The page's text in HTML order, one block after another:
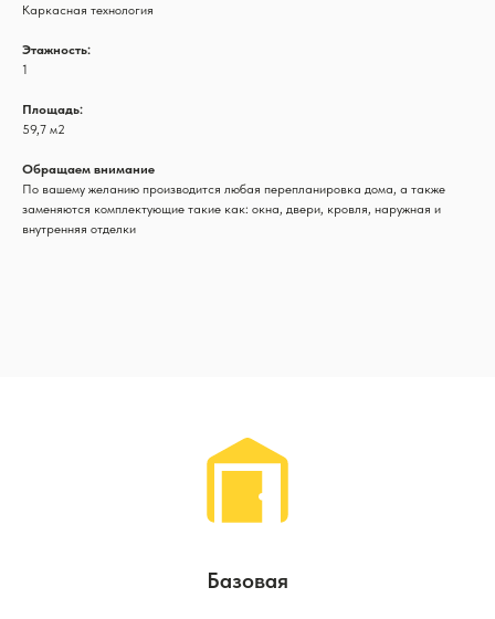
Каркасная технология
Этажность:
1
Площадь:
59,7 м2
Обращаем внимание
По вашему желанию производится любая перепланировка дома, а также
заменяются комплектующие такие как: окна, двери, кровля, наружная и
внутренняя отделки
Базовая